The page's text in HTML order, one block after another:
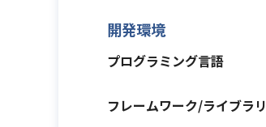
開発環境
プログラミング言語
フレームワーク/ライブラリ